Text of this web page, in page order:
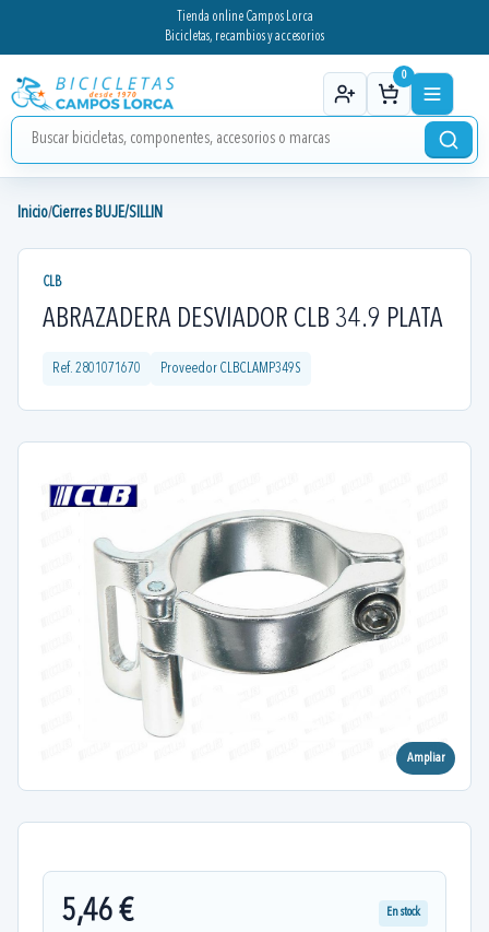
Tienda online Campos Lorca
Bicicletas, recambios y accesorios
0
Inicio/Cierres BUJE/SILLIN
CLB
ABRAZADERA DESVIADOR CLB 34.9 PLATA
Ref. 2801071670 Proveedor CLBCLAMP349S
Ampliar
5,46 € En stock